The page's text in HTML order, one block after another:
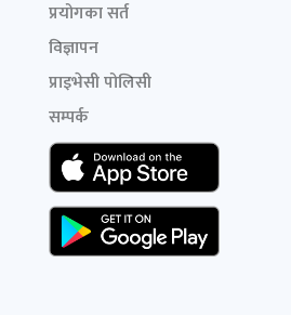
प्रयोगका सर्त
विज्ञापन
प्राइभेसी पोलिसी
सम्पर्क